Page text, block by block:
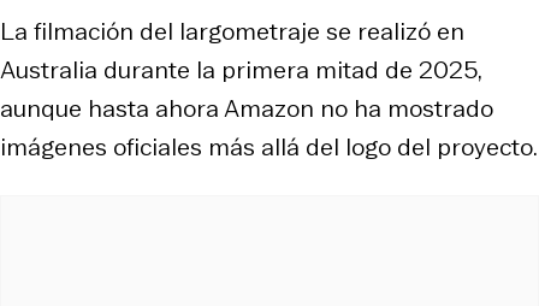
La filmación del largometraje se realizó en
Australia durante la primera mitad de 2025,
aunque hasta ahora Amazon no ha mostrado
imágenes oficiales más allá del logo del proyecto.